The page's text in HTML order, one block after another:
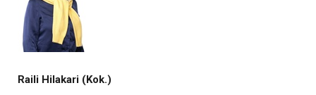
Raili Hilakari (Kok.)